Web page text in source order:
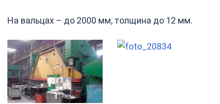
На вальцах – до 2000 мм, толщина до 12 мм.